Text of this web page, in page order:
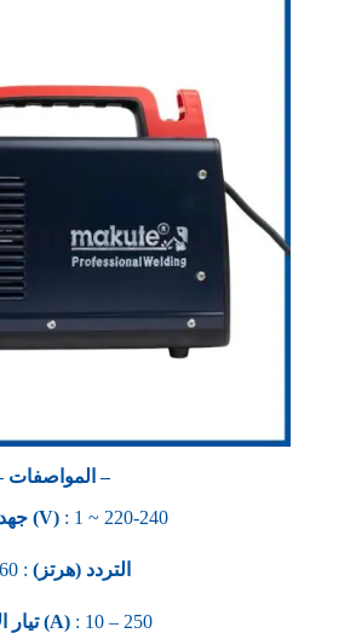
– المواصفات –
جهد الإدخال (V) : 1 ~ 220-240
التردد (هرتز) : 50/60
تيار الإخراج (A) : 10 – 250